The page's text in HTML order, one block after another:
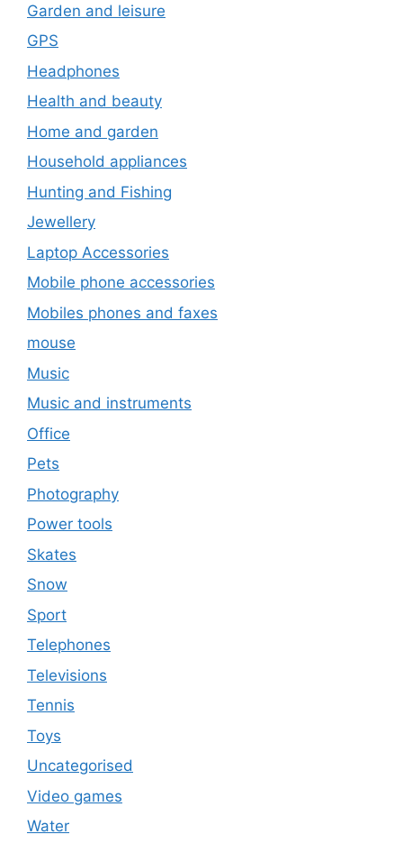
Garden and leisure
GPS
Headphones
Health and beauty
Home and garden
Household appliances
Hunting and Fishing
Jewellery
Laptop Accessories
Mobile phone accessories
Mobiles phones and faxes
mouse
Music
Music and instruments
Office
Pets
Photography
Power tools
Skates
Snow
Sport
Telephones
Televisions
Tennis
Toys
Uncategorised
Video games
Water